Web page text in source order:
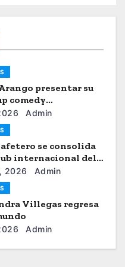
presentar su
comedy
Admin
se consolida
internacional del
moda
2026 Admin
Villegas regresa
Admin